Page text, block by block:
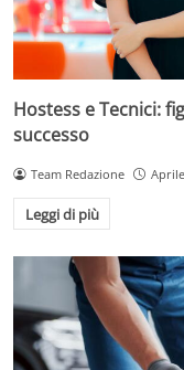
Hostess e Tecnici:
successo
Team Redazione
Leggi di più